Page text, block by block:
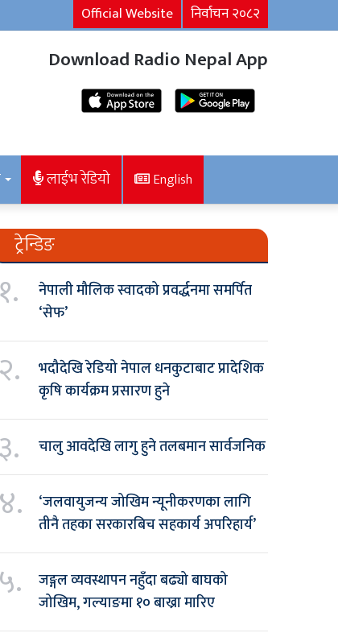
Official Website निर्वाचन २०८२
Download Radio Nepal App
लाईभ रेडियो English
ट्रेन्डिङ
१.
नेपाली मौलिक स्वादको प्रवर्द्धनमा समर्पित
‘सेफ’
२.
भदौदेखि रेडियो नेपाल धनकुटाबाट प्रादेशिक
कृषि कार्यक्रम प्रसारण हुने
३. चालु आवदेखि लागु हुने तलबमान सार्वजनिक
४.
‘जलवायुजन्य जोखिम न्यूनीकरणका लागि
तीनै तहका सरकारबिच सहकार्य अपरिहार्य’
५.
जङ्गल व्यवस्थापन नहुँदा बढ्यो बाघको
जोखिम, गल्याङमा १० बाख्रा मारिए